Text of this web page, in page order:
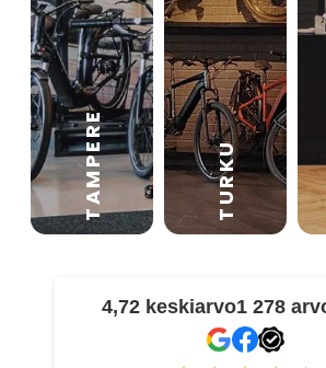
TAMPERE TURKU
4,72 keskiarvo1 278